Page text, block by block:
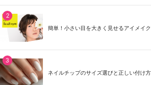
簡単！小さい目を大きく見せるアイメイク
ネイルチップのサイズ選びと正しい付け方